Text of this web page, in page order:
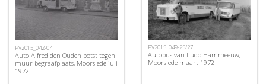
PV2015_042-04
Auto Alfred den Ouden botst tegen
muur begraafplaats, Moorslede juli
1972
PV2015_049-25/27
Autobus van Ludo Hammeeuw,
Moorslede maart 1972